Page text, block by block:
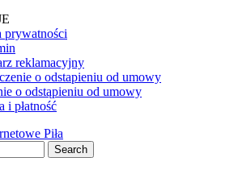
prywatności
reklamacyjny
o odstapieniu od umowy
o odstąpieniu od umowy
i płatność
Piła
Search